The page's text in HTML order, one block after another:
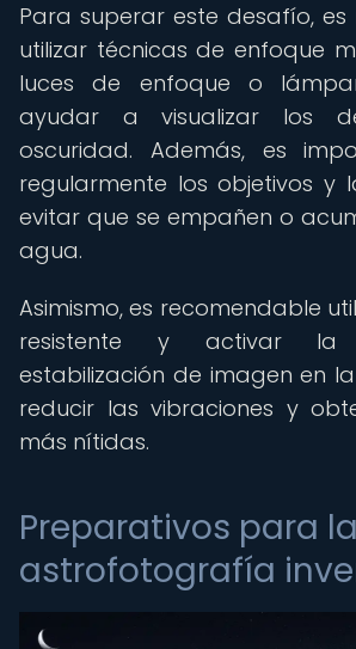
Para superar este desafío,
utilizar técnicas de enfoque
luces de enfoque o
ayudar a visualizar los
oscuridad. Además, es
regularmente los objetivos y
evitar que se empañen o
agua.
Asimismo, es recomendable
resistente y activar la
estabilización de imagen en
reducir las vibraciones y
más nítidas.
Preparativos para la
astrofotografía